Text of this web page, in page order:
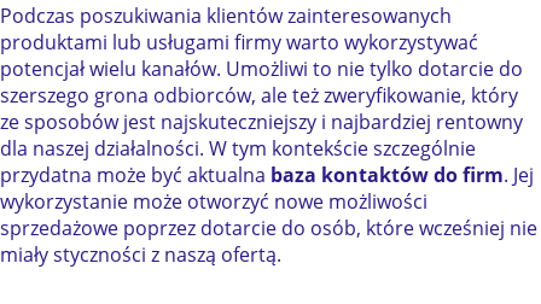
Podczas poszukiwania klientów zainteresowanych
produktami lub usługami firmy warto wykorzystywać
potencjał wielu kanałów. Umożliwi to nie tylko dotarcie do
szerszego grona odbiorców, ale też zweryfikowanie, który
ze sposobów jest najskuteczniejszy i najbardziej rentowny
dla naszej działalności. W tym kontekście szczególnie
przydatna może być aktualna baza kontaktów do firm. Jej
wykorzystanie może otworzyć nowe możliwości
sprzedażowe poprzez dotarcie do osób, które wcześniej nie
miały styczności z naszą ofertą.